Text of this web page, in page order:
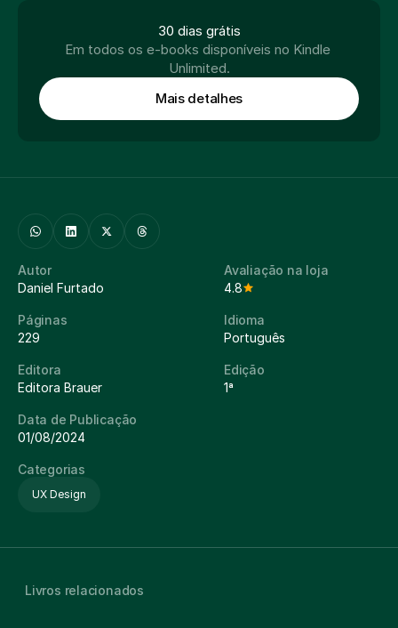
30 dias grátis
Em todos os e-books disponíveis no Kindle
Unlimited.
Mais detalhes
Autor
Daniel Furtado
Avaliação na loja
4.8
Páginas
229
Idioma
Português
Editora
Editora Brauer
Edição
1ª
Data de Publicação
01/08/2024
Categorias
UX Design
Livros relacionados